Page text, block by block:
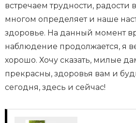
встречаем трудности, радости
многом определяет и наше
здоровье. На данный момент
наблюдение продолжается, я
хорошо. Хочу сказать, милые
прекрасны, здоровья вам и
сегодня, здесь и сейчас!